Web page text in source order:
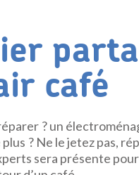
café
? un
? Ne le jetez pas,
sera présente